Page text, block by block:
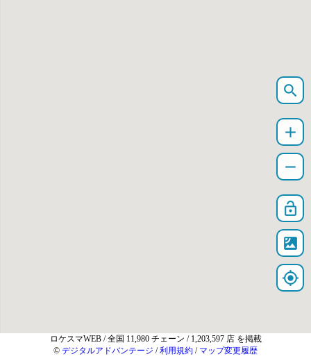
search
add
remove
lock_open
satellite
my_location
ロケスマWEB / 全国 11,980 チェーン / 1,203,597 店 を掲載
© デジタルアドバンテージ /利用規約 / マップ変更履歴